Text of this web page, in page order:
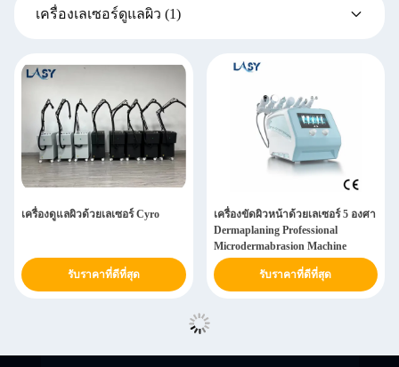
เครื่องเลเซอร์ดูแลผิว (1)
เครื่องดูแลผิวด้วยเลเซอร์ Cyro
รับราคาที่ดีที่สุด
เครื่องขัดผิวหน้าด้วยเลเซอร์ 5 องศา
Dermaplaning Professional
Microdermabrasion Machine
รับราคาที่ดีที่สุด